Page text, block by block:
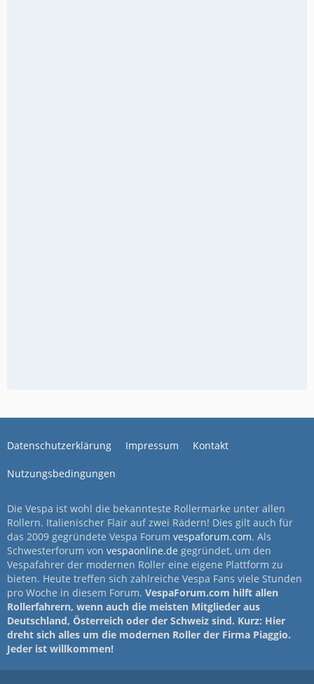
Datenschutzerklärung Impressum Kontakt
Nutzungsbedingungen
Die Vespa ist wohl die bekannteste Rollermarke unter allen
Rollern. Italienischer Flair auf zwei Rädern! Dies gilt auch für
das 2009 gegründete Vespa Forum vespaforum.com. Als
Schwesterforum von vespaonline.de gegründet, um den
Vespafahrer der modernen Roller eine eigene Plattform zu
bieten. Heute treffen sich zahlreiche Vespa Fans viele Stunden
pro Woche in diesem Forum. VespaForum.com hilft allen
Rollerfahrern, wenn auch die meisten Mitglieder aus
Deutschland, Österreich oder der Schweiz sind. Kurz: Hier
dreht sich alles um die modernen Roller der Firma Piaggio.
Jeder ist willkommen!